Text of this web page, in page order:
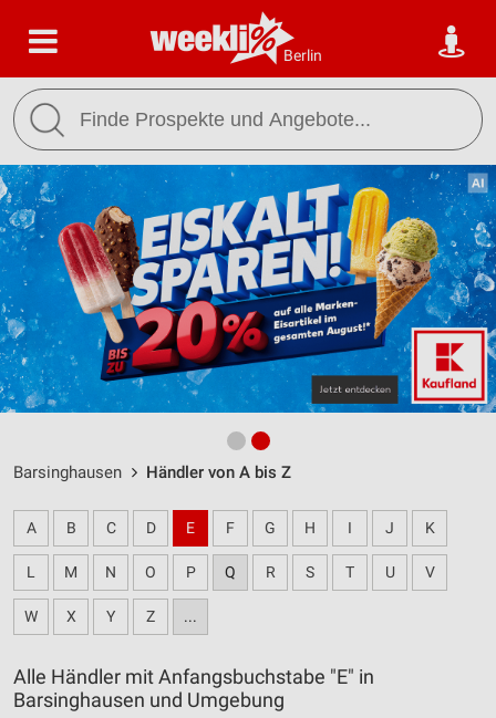
Berlin
Barsinghausen Händler von A bis Z
A B C D E F G H I J K
L M N O P Q R S T U V
W X Y Z ...
Alle Händler mit Anfangsbuchstabe "E" in
Barsinghausen und Umgebung